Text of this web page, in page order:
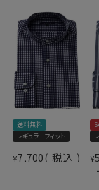
ドライで快適な
慮したサスティナ
●素材の違いで選
▼見た目や質感は
方
綿×ポリエステル
にくいバランス型
仕様表
素材
綿30
ドラ
素材名
シア
衿型
スタ
キーパー
なし
送料無料
レギュラーフィット
¥7,700 税込 ¥